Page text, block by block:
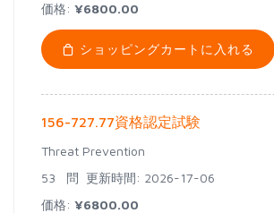
価格: ¥6800.00
ショッピングカートに入れる
156-727.77資格認定試験
Threat Prevention
53 問 更新時間: 2026-17-06
価格: ¥6800.00